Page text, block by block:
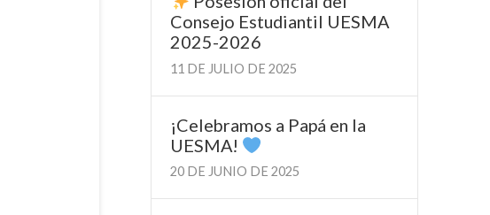
Consejo Estudiantil UESMA
2025-2026
11 DE JULIO DE 2025
¡Celebramos a Papá en la
UESMA!
20 DE JUNIO DE 2025